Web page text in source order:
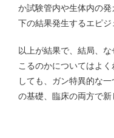
か試験管内や生体内の
下の結果発生するエピ
以上が結果で、結局、
こるのかについてはよ
しても、ガン特異的な
の基礎、臨床の両方で新